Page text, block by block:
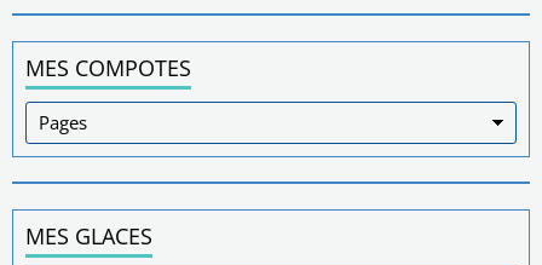
MES COMPOTES
MES GLACES